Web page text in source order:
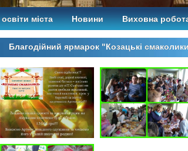
міста Новини Виховна
Благодійний ярмарок "Козацькі